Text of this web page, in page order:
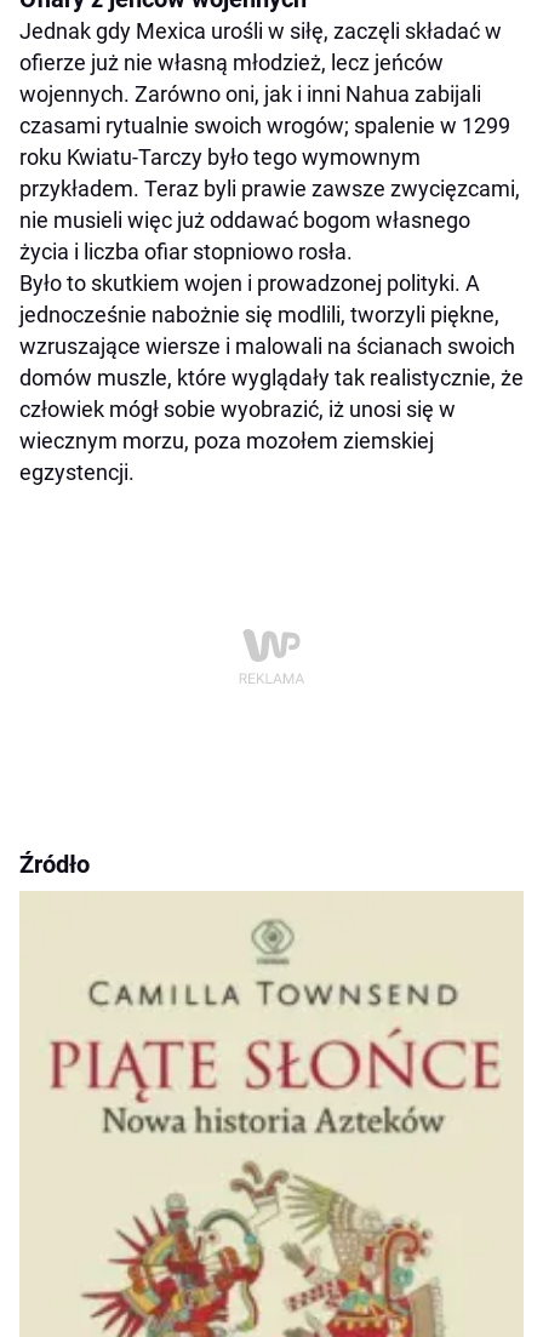
Jednak gdy Mexica urośli w siłę, zaczęli składać w
ofierze już nie własną młodzież, lecz jeńców
wojennych. Zarówno oni, jak i inni Nahua zabijali
czasami rytualnie swoich wrogów; spalenie w 1299
roku Kwiatu-Tarczy było tego wymownym
przykładem. Teraz byli prawie zawsze zwycięzcami,
nie musieli więc już oddawać bogom własnego
życia i liczba ofiar stopniowo rosła.
Było to skutkiem wojen i prowadzonej polityki. A
jednocześnie nabożnie się modlili, tworzyli piękne,
wzruszające wiersze i malowali na ścianach swoich
domów muszle, które wyglądały tak realistycznie, że
człowiek mógł sobie wyobrazić, iż unosi się w
wiecznym morzu, poza mozołem ziemskiej
egzystencji.
Źródło